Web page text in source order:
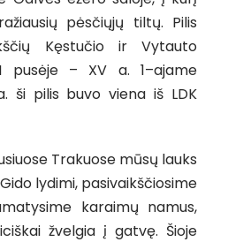
pėsčiųjų tiltų. Pilis
Kęstučio ir Vytauto
pusėje – XV a. 1–ajame
ši pilis buvo viena iš LDK
Trakuose mūsų lauks
lydimi, pasivaikščiosime
karaimų namus,
žvelgia į gatvę. Šioje